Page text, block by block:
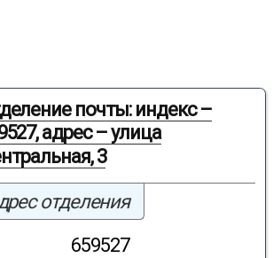
почты: индекс –
адрес – улица
3
отделения
659527